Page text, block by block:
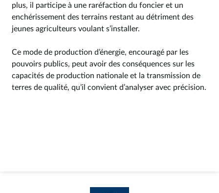
plus, il participe à une raréfaction du foncier et un
enchérissement des terrains restant au détriment des
jeunes agriculteurs voulant s’installer.
Ce mode de production d’énergie, encouragé par les
pouvoirs publics, peut avoir des conséquences sur les
capacités de production nationale et la transmission de
terres de qualité, qu’il convient d’analyser avec précision.